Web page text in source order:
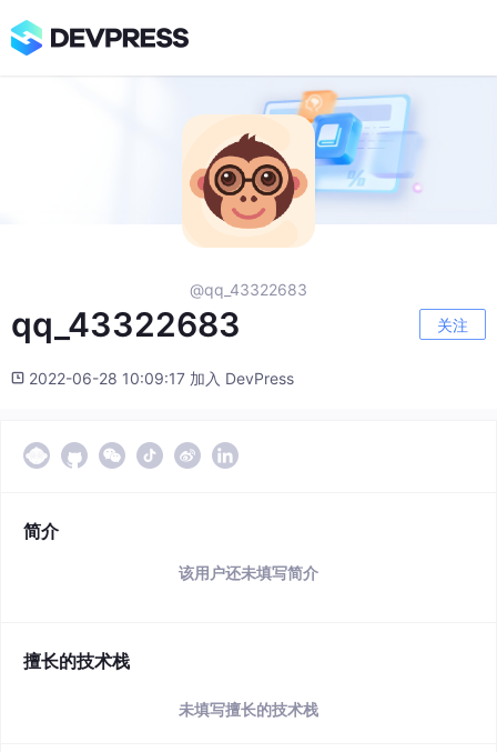
@qq_43322683
qq_43322683 关注
2022-06-28 10:09:17 加入 DevPress
简介
该用户还未填写简介
擅长的技术栈
未填写擅长的技术栈